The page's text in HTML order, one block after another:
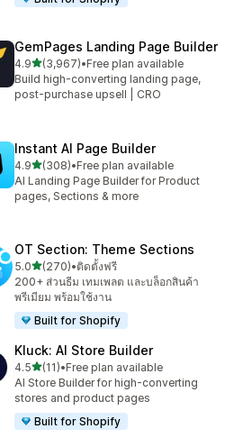
GemPages Landing Page Builder
4.9เต็ม 5 ดาว
(3,967)
ทั้งหมด 3967 รีวิว
•Free plan available
Build high-converting landing page,
post-purchase upsell | CRO
Instant AI Page Builder
4.9เต็ม 5 ดาว
(308)
ทั้งหมด 308 รีวิว
•Free plan available
AI Landing Page Builder for Product
pages, Sections & more
OT Section: Theme Sections
5.0เต็ม 5 ดาว
(270)
ทั้งหมด 270 รีวิว
•ติดตั้งฟรี
200+ ส่วนธีม เทมเพลต และบล็อกสินค้า
พรีเมียม พร้อมใช้งาน
Built for Shopify
Kluck: AI Store Builder
4.5เต็ม 5 ดาว
(11)
ทั้งหมด 11 รีวิว
•Free plan available
AI Store Builder for high-converting
stores and product pages
Built for Shopify